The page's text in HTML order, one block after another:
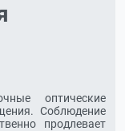
оптические
Соблюдение
продлевает